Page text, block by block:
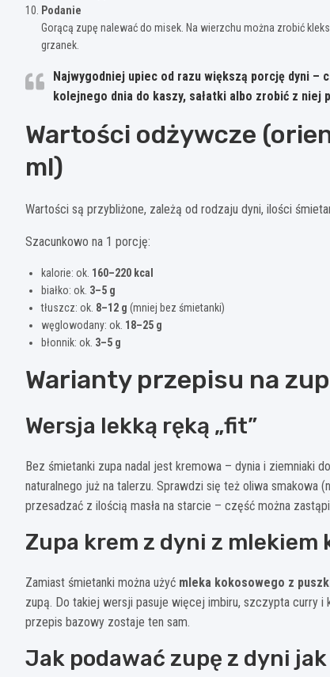
Podanie
Gorącą zupę nalewać do misek. Na wierzchu można zrobić
grzanek.
Najwygodniej upiec od razu większą porcję dyni –
kolejnego dnia do kaszy, sałatki albo zrobić z niej
Wartości odżywcze
ml)
Wartości są przybliżone, zależą od rodzaju dyni, ilości
Szacunkowo na 1 porcję:
kalorie: ok. 160–220 kcal
białko: ok. 3–5 g
tłuszcz: ok. 8–12 g (mniej bez śmietanki)
węglowodany: ok. 18–25 g
błonnik: ok. 3–5 g
Warianty przepisu na
Wersja lekką ręką „fit”
Bez śmietanki zupa nadal jest kremowa – dynia i ziemniaki
naturalnego już na talerzu. Sprawdzi się też oliwa smakowa
przesadzać z ilością masła na starcie – część można
Zupa krem z dyni z mlekiem
Zamiast śmietanki można użyć mleka kokosowego z
zupą. Do takiej wersji pasuje więcej imbiru, szczypta curry i
przepis bazowy zostaje ten sam.
Jak podawać zupę z dyni